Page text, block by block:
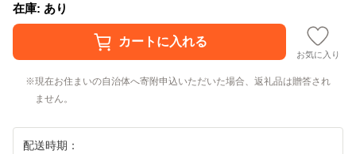
在庫: あり
お気に入り
現在お住まいの自治体へ寄附申込いただいた場合、返礼品は贈答され
ません。
配送時期：